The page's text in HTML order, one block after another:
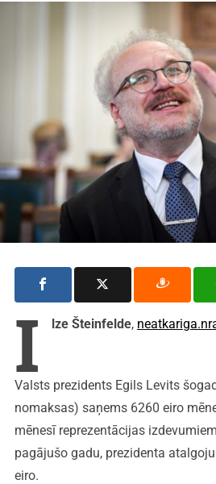
I lze Šteinfelde,
Valsts prezidents Egils Levits
nomaksas) saņems 6260 eiro
mēnesī reprezentācijas
pagājušo gadu, prezidenta
eiro.